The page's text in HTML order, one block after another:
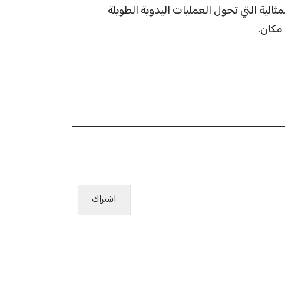
التي تحول العمليات اليدوية الطويلة
اشتراك